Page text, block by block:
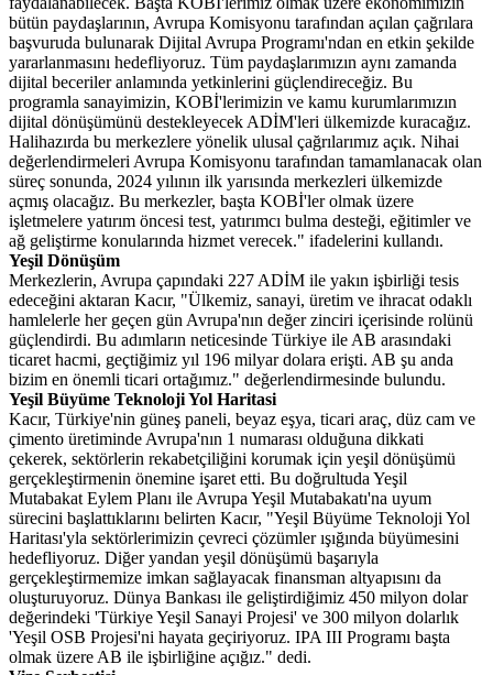
bütün paydaşlarının, Avrupa Komisyonu tarafından açılan çağrılara
başvuruda bulunarak Dijital Avrupa Programı'ndan en etkin şekilde
yararlanmasını hedefliyoruz. Tüm paydaşlarımızın aynı zamanda
dijital beceriler anlamında yetkinlerini güçlendireceğiz. Bu
programla sanayimizin, KOBİ'lerimizin ve kamu kurumlarımızın
dijital dönüşümünü destekleyecek ADİM'leri ülkemizde kuracağız.
Halihazırda bu merkezlere yönelik ulusal çağrılarımız açık. Nihai
değerlendirmeleri Avrupa Komisyonu tarafından tamamlanacak olan
süreç sonunda, 2024 yılının ilk yarısında merkezleri ülkemizde
açmış olacağız. Bu merkezler, başta KOBİ'ler olmak üzere
işletmelere yatırım öncesi test, yatırımcı bulma desteği, eğitimler ve
ağ geliştirme konularında hizmet verecek." ifadelerini kullandı.
Yeşil Dönüşüm
Merkezlerin, Avrupa çapındaki 227 ADİM ile yakın işbirliği tesis
edeceğini aktaran Kacır, "Ülkemiz, sanayi, üretim ve ihracat odaklı
hamlelerle her geçen gün Avrupa'nın değer zinciri içerisinde rolünü
güçlendirdi. Bu adımların neticesinde Türkiye ile AB arasındaki
ticaret hacmi, geçtiğimiz yıl 196 milyar dolara erişti. AB şu anda
bizim en önemli ticari ortağımız." değerlendirmesinde bulundu.
Yeşil Büyüme Teknoloji Yol Haritasi
Kacır, Türkiye'nin güneş paneli, beyaz eşya, ticari araç, düz cam ve
çimento üretiminde Avrupa'nın 1 numarası olduğuna dikkati
çekerek, sektörlerin rekabetçiliğini korumak için yeşil dönüşümü
gerçekleştirmenin önemine işaret etti. Bu doğrultuda Yeşil
Mutabakat Eylem Planı ile Avrupa Yeşil Mutabakatı'na uyum
sürecini başlattıklarını belirten Kacır, "Yeşil Büyüme Teknoloji Yol
Haritası'yla sektörlerimizin çevreci çözümler ışığında büyümesini
hedefliyoruz. Diğer yandan yeşil dönüşümü başarıyla
gerçekleştirmemize imkan sağlayacak finansman altyapısını da
oluşturuyoruz. Dünya Bankası ile geliştirdiğimiz 450 milyon dolar
değerindeki 'Türkiye Yeşil Sanayi Projesi' ve 300 milyon dolarlık
'Yeşil OSB Projesi'ni hayata geçiriyoruz. IPA III Programı başta
olmak üzere AB ile işbirliğine açığız." dedi.